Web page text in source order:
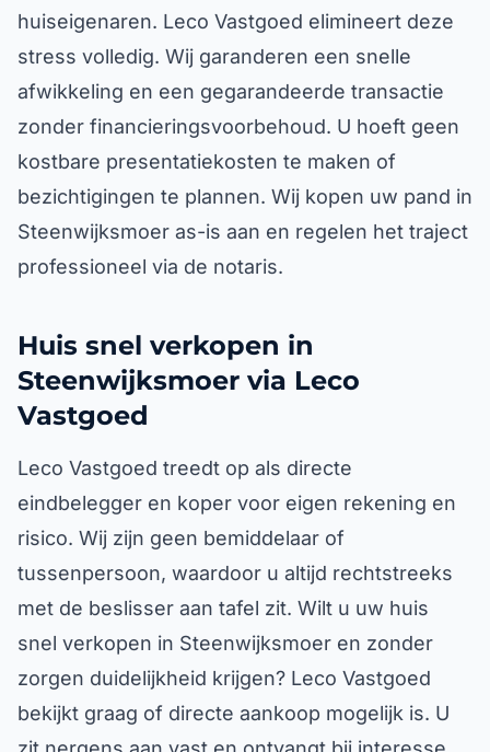
huiseigenaren. Leco Vastgoed elimineert deze
stress volledig. Wij garanderen een snelle
afwikkeling en een gegarandeerde transactie
zonder financieringsvoorbehoud. U hoeft geen
kostbare presentatiekosten te maken of
bezichtigingen te plannen. Wij kopen uw pand in
Steenwijksmoer as-is aan en regelen het traject
professioneel via de notaris.
Huis snel verkopen in
Steenwijksmoer via Leco
Vastgoed
Leco Vastgoed treedt op als directe
eindbelegger en koper voor eigen rekening en
risico. Wij zijn geen bemiddelaar of
tussenpersoon, waardoor u altijd rechtstreeks
met de beslisser aan tafel zit. Wilt u uw huis
snel verkopen in Steenwijksmoer en zonder
zorgen duidelijkheid krijgen? Leco Vastgoed
bekijkt graag of directe aankoop mogelijk is. U